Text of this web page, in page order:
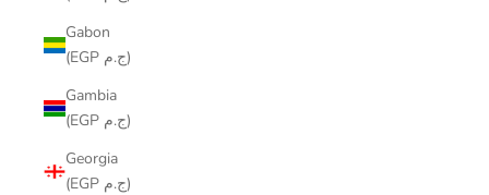
Gabon
(EGP ج.م)
Gambia
(EGP ج.م)
Georgia
(EGP ج.م)